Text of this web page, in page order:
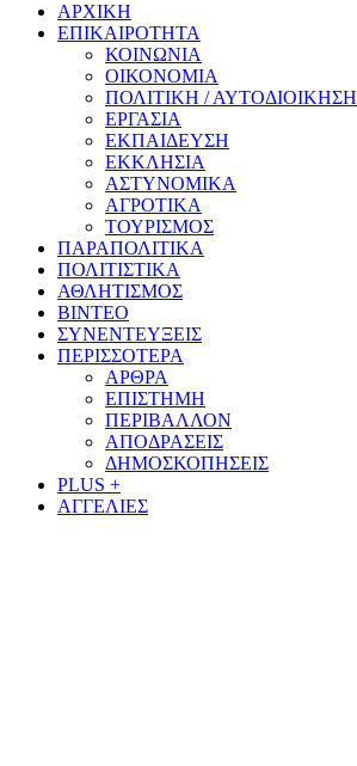
ΑΡΧΙΚΗ
ΕΠΙΚΑΙΡΟΤΗΤΑ
ΚΟΙΝΩΝΙΑ
ΟΙΚΟΝΟΜΙΑ
ΠΟΛΙΤΙΚΗ / ΑΥΤΟΔΙΟΙΚΗΣΗ
ΕΡΓΑΣΙΑ
ΕΚΠΑΙΔΕΥΣΗ
ΕΚΚΛΗΣΙΑ
ΑΣΤΥΝΟΜΙΚΑ
ΑΓΡΟΤΙΚΑ
ΤΟΥΡΙΣΜΟΣ
ΠΑΡΑΠΟΛΙΤΙΚΑ
ΠΟΛΙΤΙΣΤΙΚΑ
ΑΘΛΗΤΙΣΜΟΣ
ΒΙΝΤΕΟ
ΣΥΝΕΝΤΕΥΞΕΙΣ
ΠΕΡΙΣΣΟΤΕΡΑ
ΑΡΘΡΑ
ΕΠΙΣΤΗΜΗ
ΠΕΡΙΒΑΛΛΟΝ
ΑΠΟΔΡΑΣΕΙΣ
ΔΗΜΟΣΚΟΠΗΣΕΙΣ
PLUS +
ΑΓΓΕΛΙΕΣ